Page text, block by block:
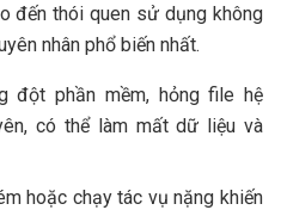
đến thói quen sử dụng không
nhân phổ biến nhất.
đột phần mềm, hỏng file hệ
có thể làm mất dữ liệu và
hoặc chạy tác vụ nặng khiến